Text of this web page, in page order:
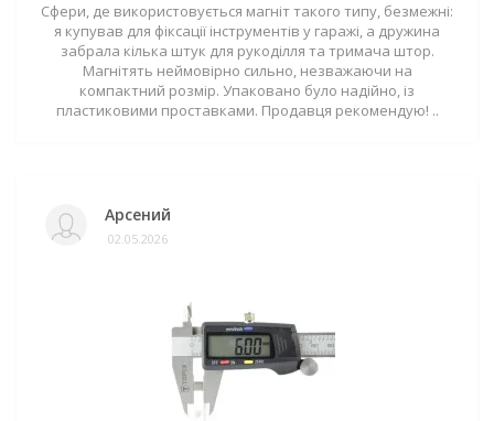
Сфери, де використовується магніт такого типу, безмежні:
я купував для фіксації інструментів у гаражі, а дружина
забрала кілька штук для рукоділля та тримача штор.
Магнітять неймовірно сильно, незважаючи на
компактний розмір. Упаковано було надійно, із
пластиковими проставками. Продавця рекомендую! ..
Арсений
02.05.2026